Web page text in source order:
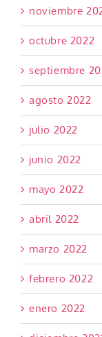
noviembre
octubre 2022
septiembre
agosto 2022
julio 2022
junio 2022
mayo 2022
abril 2022
marzo 2022
febrero 2022
enero 2022